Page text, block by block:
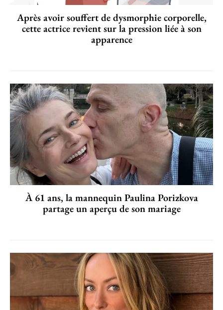
Après avoir souffert de dysmorphie corporelle,
cette actrice revient sur la pression liée à son
apparence
À 61 ans, la mannequin Paulina Porizkova
partage un aperçu de son mariage